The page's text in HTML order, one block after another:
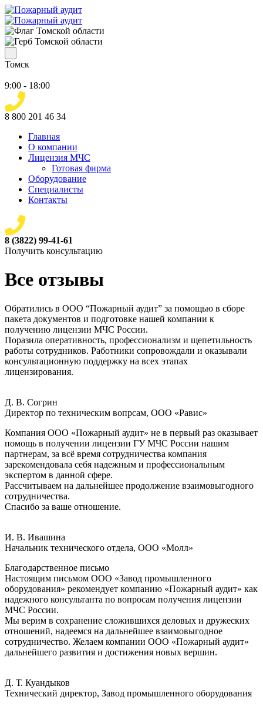
Томск
9:00 - 18:00
8 800 201 46 34
Главная
О компании
Лицензия МЧС
Готовая фирма
Оборудование
Специалисты
Контакты
8 (3822) 99-41-61
Получить консультацию
Все отзывы
Обратились в ООО “Пожарный аудит” за помощью в сборе
пакета документов и подготовке нашей компании к
получению лицензии МЧС России.
Поразила оперативность, профессионализм и щепетильность
работы сотрудников. Работники сопровождали и оказывали
консультационную поддержку на всех этапах
лицензирования.
Д. В. Согрин
Директор по техническим вопрсам, ООО «Равис»
Компания ООО «Пожарный аудит» не в первый раз оказывает
помощь в получении лицензии ГУ МЧС России нашим
партнерам, за всё время сотрудничества компания
зарекомендовала себя надежным и профессиональным
экспертом в данной сфере.
Рассчитываем на дальнейшее продолжение взаимовыгодного
сотрудничества.
Спасибо за ваше отношение.
И. В. Ивашина
Начальник технического отдела, ООО «Молл»
Благодарственное письмо
Настоящим письмом ООО «Завод промышленного
оборудования» рекомендует компанию «Пожарный аудит» как
надежного консультанта по вопросам получения лицензии
МЧС России.
Мы верим в сохранение сложившихся деловых и дружеских
отношений, надеемся на дальнейшее взаимовыгодное
сотрудничество. Желаем компании ООО «Пожарный аудит»
дальнейшего развития и достижения новых вершин.
Д. Т. Куандыков
Технический директор, Завод промышленного оборудования